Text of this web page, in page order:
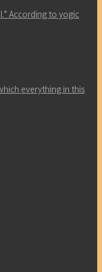
According to yogic
everything in this